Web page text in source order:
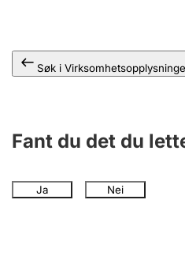
Søk i
Fant du det du
Ja Nei